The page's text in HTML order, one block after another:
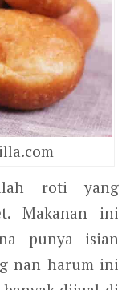
roti yang
Makanan ini
punya isian
nan harum ini